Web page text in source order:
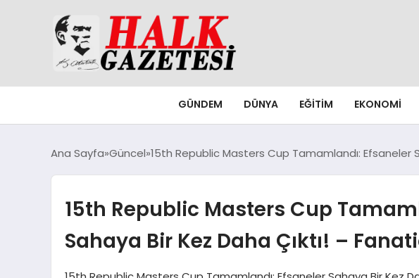
GÜNDEM DÜNYA EĞITIM EKONOMI
Ana Sayfa Güncel 15th Republic Masters Cup Tamamlandı: Efsaneler
15th Republic Masters Cup
Sahaya Bir Kez Daha Çıktı! –